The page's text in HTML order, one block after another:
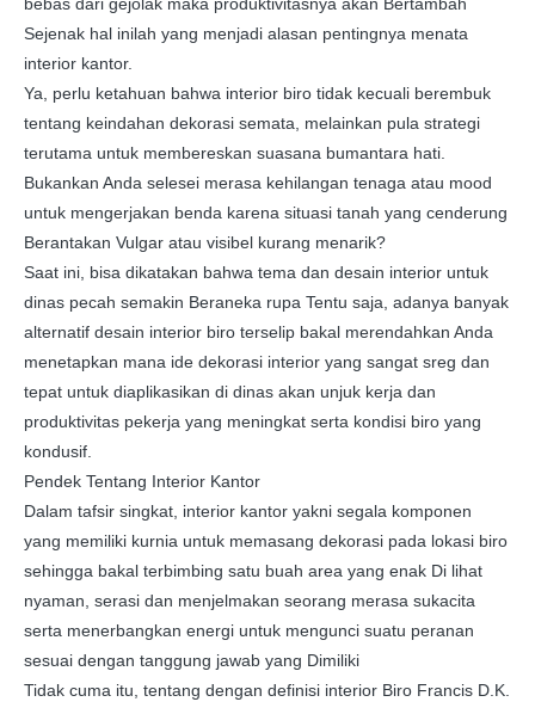
Sejenak hal inilah yang menjadi alasan pentingnya menata
interior kantor.
Ya, perlu ketahuan bahwa interior biro tidak kecuali berembuk
tentang keindahan dekorasi semata, melainkan pula strategi
terutama untuk membereskan suasana bumantara hati.
Bukankan Anda selesei merasa kehilangan tenaga atau mood
untuk mengerjakan benda karena situasi tanah yang cenderung
Berantakan Vulgar atau visibel kurang menarik?
Saat ini, bisa dikatakan bahwa tema dan desain interior untuk
dinas pecah semakin Beraneka rupa Tentu saja, adanya banyak
alternatif desain interior biro terselip bakal merendahkan Anda
menetapkan mana ide dekorasi interior yang sangat sreg dan
tepat untuk diaplikasikan di dinas akan unjuk kerja dan
produktivitas pekerja yang meningkat serta kondisi biro yang
kondusif.
Pendek Tentang Interior Kantor
Dalam tafsir singkat, interior kantor yakni segala komponen
yang memiliki kurnia untuk memasang dekorasi pada lokasi biro
sehingga bakal terbimbing satu buah area yang enak Di lihat
nyaman, serasi dan menjelmakan seorang merasa sukacita
serta menerbangkan energi untuk mengunci suatu peranan
sesuai dengan tanggung jawab yang Dimiliki
Tidak cuma itu, tentang dengan definisi interior Biro Francis D.K.